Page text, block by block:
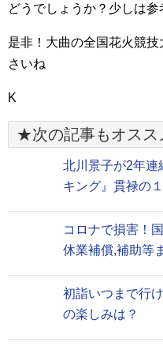
どうでしょうか？少しは
是非！大曲の全国花火競
さいね
K
★次の記事もオス
北川景子が2年連
キング』貫禄の１
コロナで損害！
休業補償,補助等
初詣いつまで行
の楽しみは？